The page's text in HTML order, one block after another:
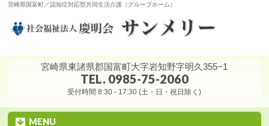
宮崎県国富町／認知症対応型共同生活介護（グループホーム）
宮崎県東諸県郡国富町大字岩知野字明久355−1
TEL. 0985-75-2060
受付時間 8:30 - 17:30 (土・日・祝日除く)
MENU